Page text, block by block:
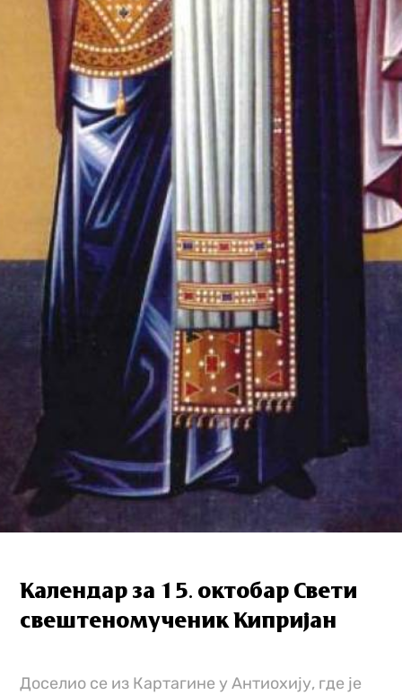
Календар за 15. октобар Свети
свештеномученик Кипријан
Доселио се из Картагине у Антиохију, где је